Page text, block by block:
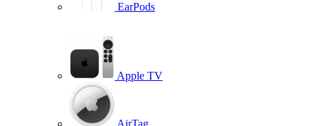
EarPods
Apple TV